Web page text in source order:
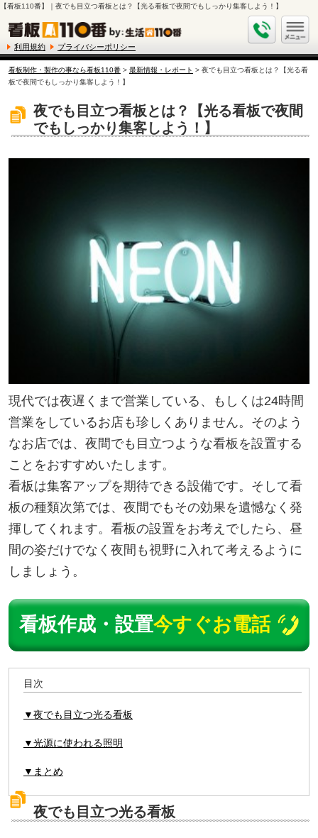
【看板110番】｜夜でも目立つ看板とは？【光る看板で夜間でもしっかり集客しよう！】
利用規約 プライバシーポリシー
看板制作・製作の事なら看板110番> 最新情報・レポート > 夜でも目立つ看板とは？【光る看
板で夜間でもしっかり集客しよう！】
夜でも目立つ看板とは？【光る看板で夜間
でもしっかり集客しよう！】
現代では夜遅くまで営業している、もしくは24時間
営業をしているお店も珍しくありません。そのよう
なお店では、夜間でも目立つような看板を設置する
ことをおすすめいたします。
看板は集客アップを期待できる設備です。そして看
板の種類次第では、夜間でもその効果を遺憾なく発
揮してくれます。看板の設置をお考えでしたら、昼
間の姿だけでなく夜間も視野に入れて考えるように
しましょう。
看板作成・設置今すぐお電話
目次
▼夜でも目立つ光る看板
▼光源に使われる照明
▼まとめ
夜でも目立つ光る看板